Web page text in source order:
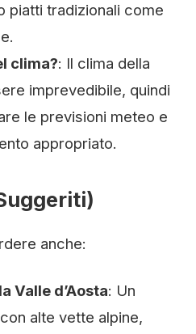
piatti tradizionali come
clima?: Il clima della
imprevedibile, quindi
le previsioni meteo e
appropriato.
anche:
Valle d’Aosta: Un
alte vette alpine,